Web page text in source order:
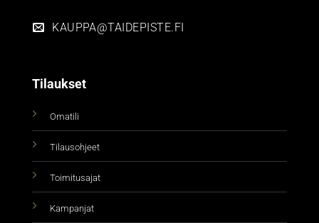
KAUPPA@TAIDEPISTE.FI
Tilaukset
Omatili
Tilausohjeet
Toimitusajat
Kampanjat